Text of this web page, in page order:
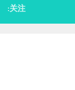
关注: